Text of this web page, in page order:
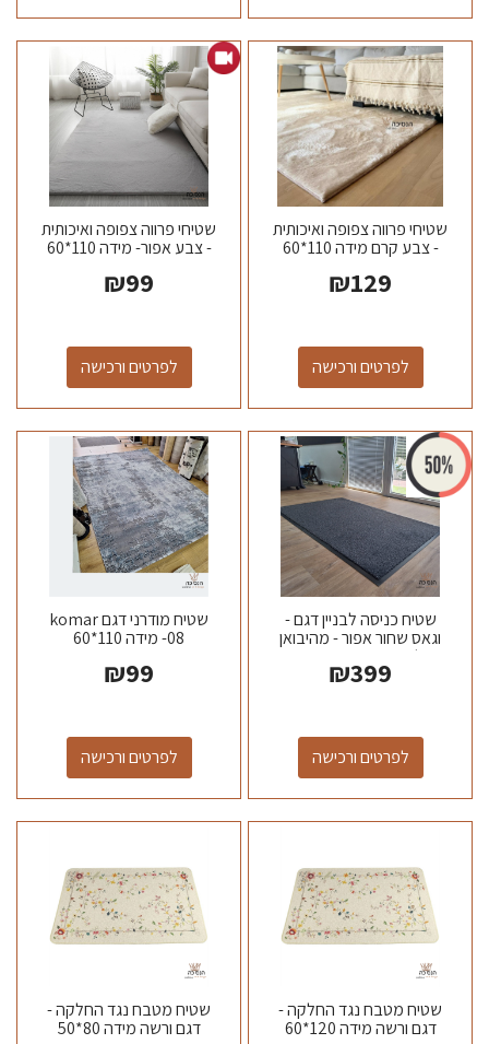
שטיחי פרווה צפופה ואיכותית
- צבע קרם מידה 110*60
₪129
לפרטים ורכישה
שטיחי פרווה צפופה ואיכותית
- צבע אפור- מידה 110*60
₪99
לפרטים ורכישה
שטיח כניסה לבניין דגם -
וגאס שחור אפור - מהיבואן
לצרכן מידה 150*90 ₪399
לפרטים ורכישה
שטיח מודרני דגם komar
08- מידה 110*60
₪99
לפרטים ורכישה
שטיח מטבח נגד החלקה -
דגם ורשה מידה 120*60
שטיח מטבח נגד החלקה -
דגם ורשה מידה 80*50